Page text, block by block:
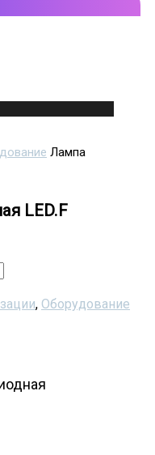
Лампа
LED.F
, Оборудование